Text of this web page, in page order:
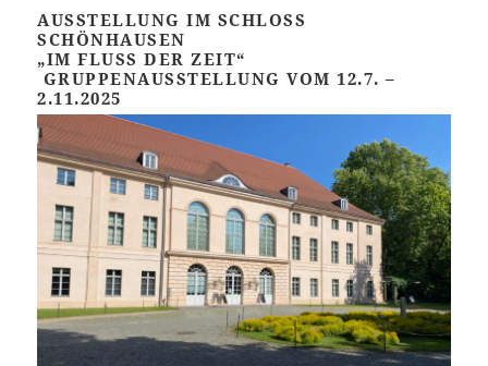
AUSSTELLUNG IM SCHLOSS
SCHÖNHAUSEN
„IM FLUSS DER ZEIT“
GRUPPENAUSSTELLUNG VOM 12.7. –
2.11.2025